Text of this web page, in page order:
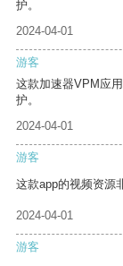
护。
2024-04-01
游客
这款加速器VPM应
护。
2024-04-01
游客
这款app的视频资源
2024-04-01
游客